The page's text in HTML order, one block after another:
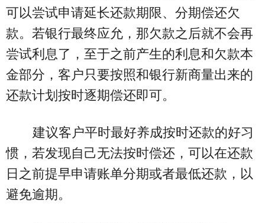
可以尝试申请延长还款期限、分期偿还欠
款。若银行最终应允，那欠款之后就不会再
尝试利息了，至于之前产生的利息和欠款本
金部分，客户只要按照和银行新商量出来的
还款计划按时逐期偿还即可。
建议客户平时最好养成按时还款的好习
惯，若发现自己无法按时偿还，可以在还款
日之前提早申请账单分期或者最低还款，以
避免逾期。